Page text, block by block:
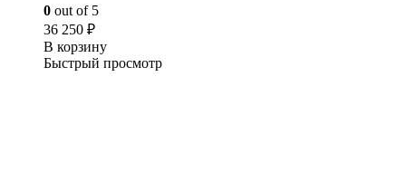
0 out of 5
36 250 ₽
В корзину
Быстрый просмотр